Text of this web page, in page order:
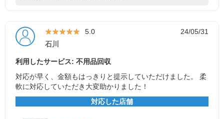
★★★★★
★★★★★ 5.0
24/05/31
石川
利用したサービス: 不用品回収
対応が早く、金額もはっきりと提示していただけました。 柔
軟に対応していただき大変助かりました！
対応した店舗